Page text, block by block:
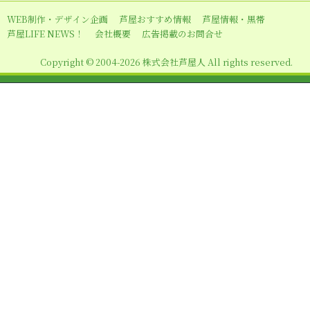
ー
シ
ン
WEB制作・デザイン企画 芦屋おすすめ情報
芦屋情報・黒帯
芦屋LIFE NEWS！
会社概要 広告掲載のお問合せ
Copyright © 2004-2026 株式会社芦屋人 All rights reserved.